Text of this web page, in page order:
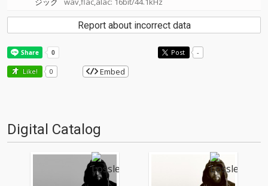
Report about incorrect data
Post -
Like! 0 Embed
Digital Catalog